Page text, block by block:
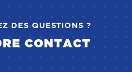
DES QUESTIONS ?
CONTACT